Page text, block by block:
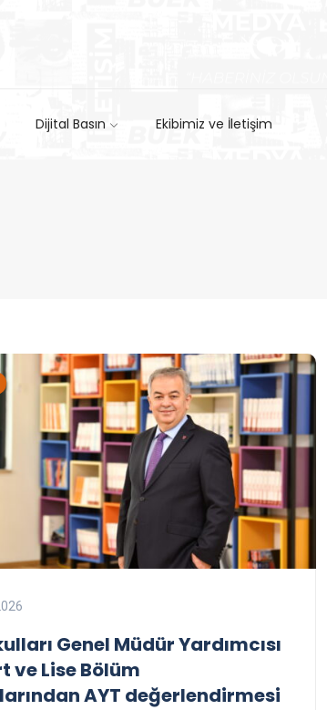
Dijital Basın Ekibimiz ve İletişim
Genel Müdür Yardımcısı
ve Lise Bölüm
AYT değerlendirmesi